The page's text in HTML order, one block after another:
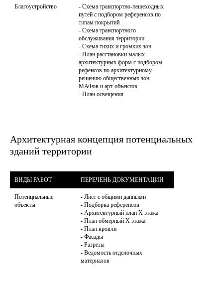
Благоустройство
- Схема транспортно-пешеходных
путей с подбором референсов по
типам покрытий
- Схема транспортного
обслуживания территории
- Схема тихих и громких зон
- План расстановки малых
архитектурных форм с подбором
рефенсов по архитектурному
решению общественных зон,
МАФов и арт-объектов
- План освещения
Архитектурная концепция потенциальных
зданий территории
Потенциальные
объекты
- Лист с общими данными
- Подборка референсов
- Архитектурный план Х этажа
- План обмерный Х этажа
- План кровли
- Фасады
- Разрезы
- Ведомость отделочных
материалов